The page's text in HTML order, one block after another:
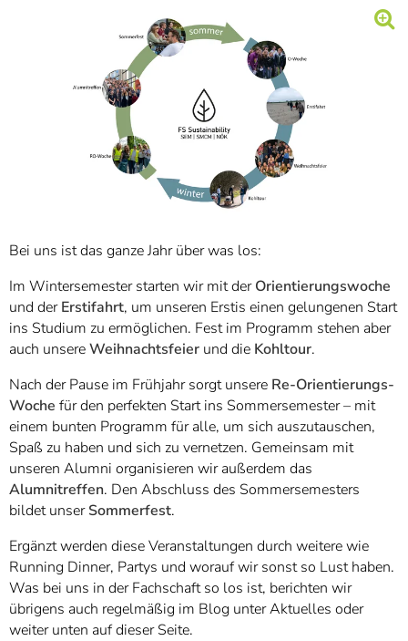
Bei uns ist das ganze Jahr über was los:
Im Wintersemester starten wir mit derOrientierungswoche
und derErstifahrt, um unseren Erstis einen gelungenen Start
ins Studium zu ermöglichen. Fest im Programm stehen aber
auch unsereWeihnachtsfeier und die Kohltour.
Nach der Pause im Frühjahr sorgt unsere Re-Orientierungs-
Woche für den perfekten Start ins Sommersemester – mit
einem bunten Programm für alle, um sich auszutauschen,
Spaß zu haben und sich zu vernetzen. Gemeinsam mit
unseren Alumni organisieren wir außerdem das
Alumnitreffen. Den Abschluss des Sommersemesters
bildet unserSommerfest.
Ergänzt werden diese Veranstaltungen durch weitere wie
Running Dinner, Partys und worauf wir sonst so Lust haben.
Was bei uns in der Fachschaft so los ist, berichten wir
übrigens auch regelmäßig im Blog unter Aktuelles oder
weiter unten auf dieser Seite.